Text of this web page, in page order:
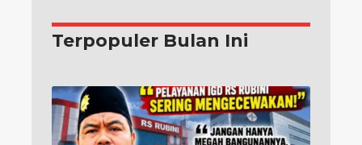
Terpopuler Bulan Ini